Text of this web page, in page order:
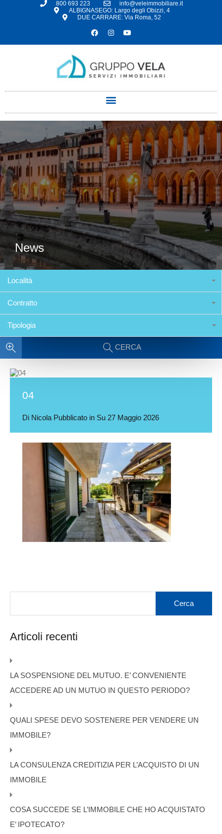
800 693 223
info@veleimmobiliare.it
ALBIGNASEGO: Largo degli Obizzi, 4
DUE CARRARE: Via Roma, 52
News
Località
Contratto
Tipologia
CERCA
04
Di Nicola Pubblicato in Su 27 Maggio 2026
Articoli recenti
LA SOSPENSIONE DEL MUTUO. E’ CONVENIENTE
ACCEDERE AD UN MUTUO IN QUESTO PERIODO?
QUALI SPESE DEVO SOSTENERE PER VENDERE UN
IMMOBILE?
LA CONSULENZA CREDITIZIA PER L’ACQUISTO DI UN
IMMOBILE
COSA SUCCEDE SE L’IMMOBILE CHE HO ACQUISTATO
E’ IPOTECATO?